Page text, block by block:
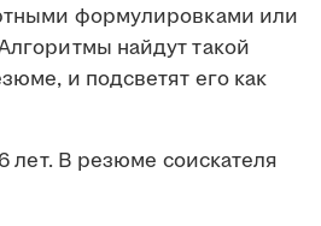
формулировками или
найдут такой
и подсветят его как
лет. В резюме соискателя